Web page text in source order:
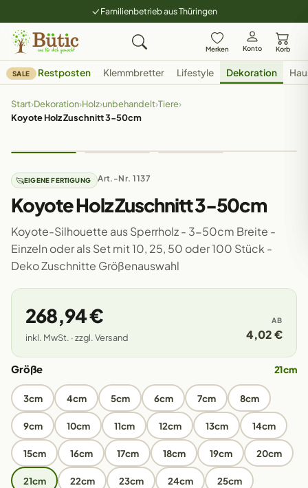
Familienbetrieb aus Thüringen
Merken Konto Korb
SALE Restposten Klemmbretter Lifestyle Dekoration
Start›Dekoration›Holz›unbehandelt›Tiere›
Koyote Holz Zuschnitt 3-50cm
EIGENE FERTIGUNG Art.-Nr. 1137
Koyote Holz Zuschnitt 3-50cm
Koyote-Silhouette aus Sperrholz - 3-50cm Breite -
Einzeln oder als Set mit 10, 25, 50 oder 100 Stück -
Deko Zuschnitte Größenauswahl
268,94 €
inkl. MwSt. · zzgl. Versand
AB
4,02 €
Größe 21cm
3cm 4cm 5cm 6cm 7cm 8cm
9cm 10cm 11cm 12cm 13cm 14cm
15cm 16cm 17cm 18cm 19cm 20cm
21cm 22cm 23cm 24cm 25cm